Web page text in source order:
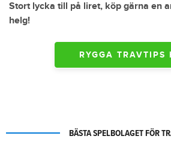
Stort lycka till på liret, köp gärna en
helg!
RYGGA TRAVTIPS
BÄSTA SPELBOLAGET FÖR